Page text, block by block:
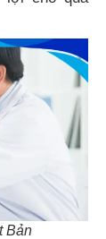
Bản